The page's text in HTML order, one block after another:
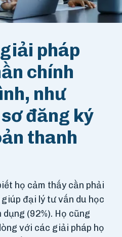
pháp
chính
như
đăng ký
thanh
họ cảm thấy cần phải
giúp đại lý tư vấn du học
(92%). Họ cũng
với các giải pháp họ